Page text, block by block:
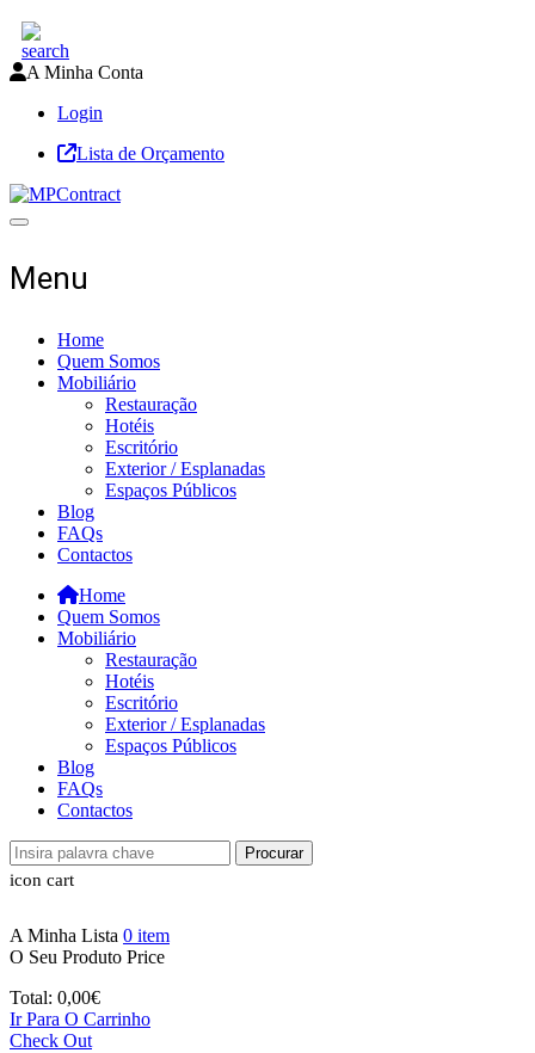
A Minha Conta
Login
Lista de Orçamento
Toggle navigation
Menu
Home
Quem Somos
Mobiliário
Restauração
Hotéis
Escritório
Exterior / Esplanadas
Espaços Públicos
Blog
FAQs
Contactos
Home
Quem Somos
Mobiliário
Restauração
Hotéis
Escritório
Exterior / Esplanadas
Espaços Públicos
Blog
FAQs
Contactos
Procurar
icon cart
A Minha Lista 0 item
O Seu Produto Price
Total: 0,00€
Ir Para O Carrinho
Check Out